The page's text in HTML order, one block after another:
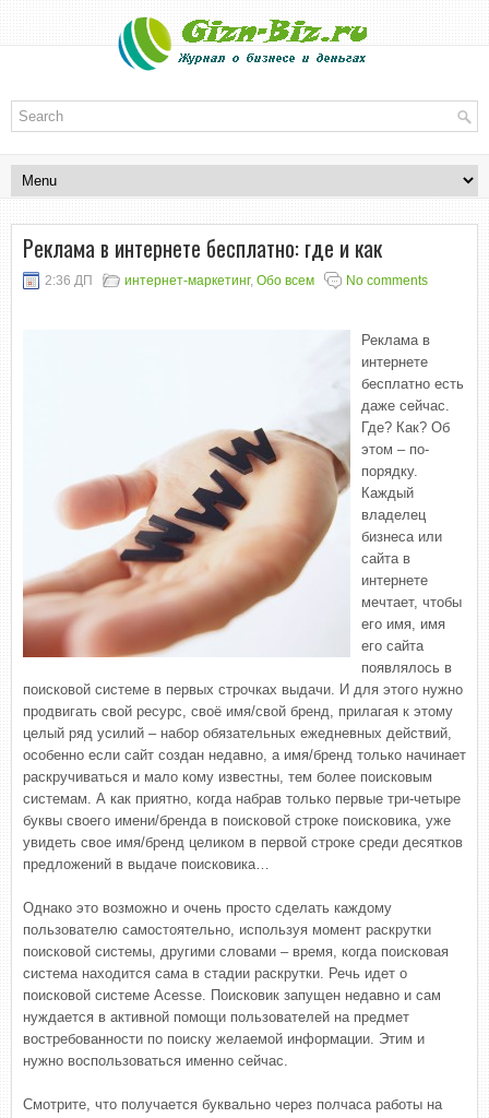
Реклама в интернете бесплатно: где и как
2:36 ДП интернет-маркетинг, Обо всем No comments
Реклама в
интернете
бесплатно есть
даже сейчас.
Где? Как? Об
этом – по-
порядку.
Каждый
владелец
бизнеса или
сайта в
интернете
мечтает, чтобы
его имя, имя
его сайта
появлялось в
поисковой системе в первых строчках выдачи. И для этого нужно
продвигать свой ресурс, своё имя/свой бренд, прилагая к этому
целый ряд усилий – набор обязательных ежедневных действий,
особенно если сайт создан недавно, а имя/бренд только начинает
раскручиваться и мало кому известны, тем более поисковым
системам. А как приятно, когда набрав только первые три-четыре
буквы своего имени/бренда в поисковой строке поисковика, уже
увидеть свое имя/бренд целиком в первой строке среди десятков
предложений в выдаче поисковика…
Однако это возможно и очень просто сделать каждому
пользователю самостоятельно, используя момент раскрутки
поисковой системы, другими словами – время, когда поисковая
система находится сама в стадии раскрутки. Речь идет о
поисковой системе Acesse. Поисковик запущен недавно и сам
нуждается в активной помощи пользователей на предмет
востребованности по поиску желаемой информации. Этим и
нужно воспользоваться именно сейчас.
Смотрите, что получается буквально через полчаса работы на